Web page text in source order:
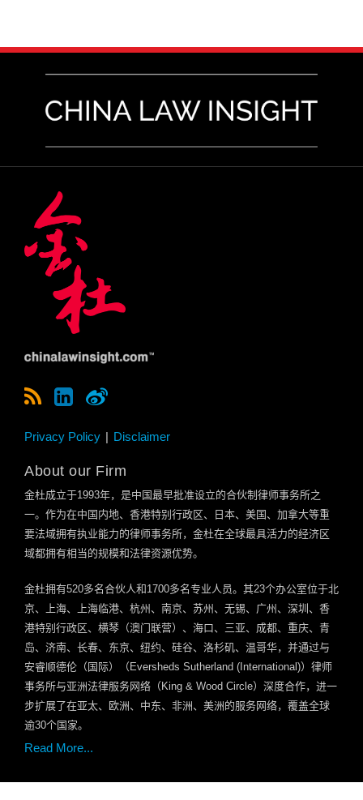
Privacy Policy Disclaimer
About our Firm
金杜成立于1993年，是中国最早批准设立的合伙制律师事务所之
一。作为在中国内地、香港特别行政区、日本、美国、加拿大等重
要法域拥有执业能力的律师事务所，金杜在全球最具活力的经济区
域都拥有相当的规模和法律资源优势。
金杜拥有520多名合伙人和 1700多名专业人员。其23个办公室位于北
京、上海、上海临港、杭州、南京、苏州、无锡、广州、深圳、香
港特别行政区、横琴（澳门联营）、海口、三亚、成都、重庆、青
岛、济南、长春、东京、纽约、硅谷、洛杉矶、温哥华，并通过与
安睿顺德伦（国际）（ Eversheds Sutherland (International)）律师
事务所与亚洲法律服务网络（ King & Wood Circle）深度合作，进一
步扩展了在亚太、欧洲、中东、非洲、美洲的服务网络，覆盖全球
逾30个国家。
Read More...